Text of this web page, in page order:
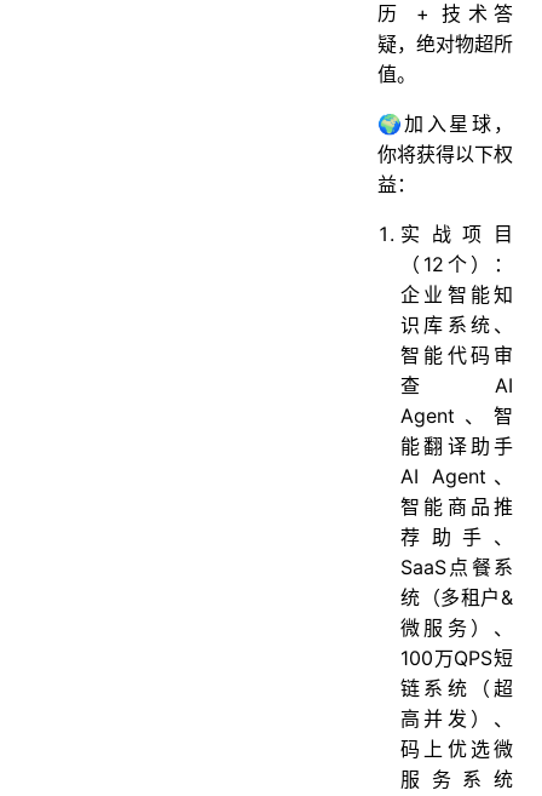
历 + 技术答
疑，绝对物超所
值。
🌍加入星球，
你将获得以下权
益：
实战项目
（12个）：
企业智能知
识库系统、
智能代码审
查AI
Agent、智
能翻译助手
AI Agent、
智能商品推
荐助手、
SaaS点餐系
统（多租户&
微服务）、
100万QPS短
链系统（超
高并发）、
码上优选微
服务系统